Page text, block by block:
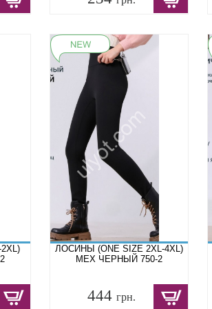
ЛОСИНЫ (ONE SIZE 2XL-4XL)
МЕХ ЧЕРНЫЙ 750-2
444 грн.